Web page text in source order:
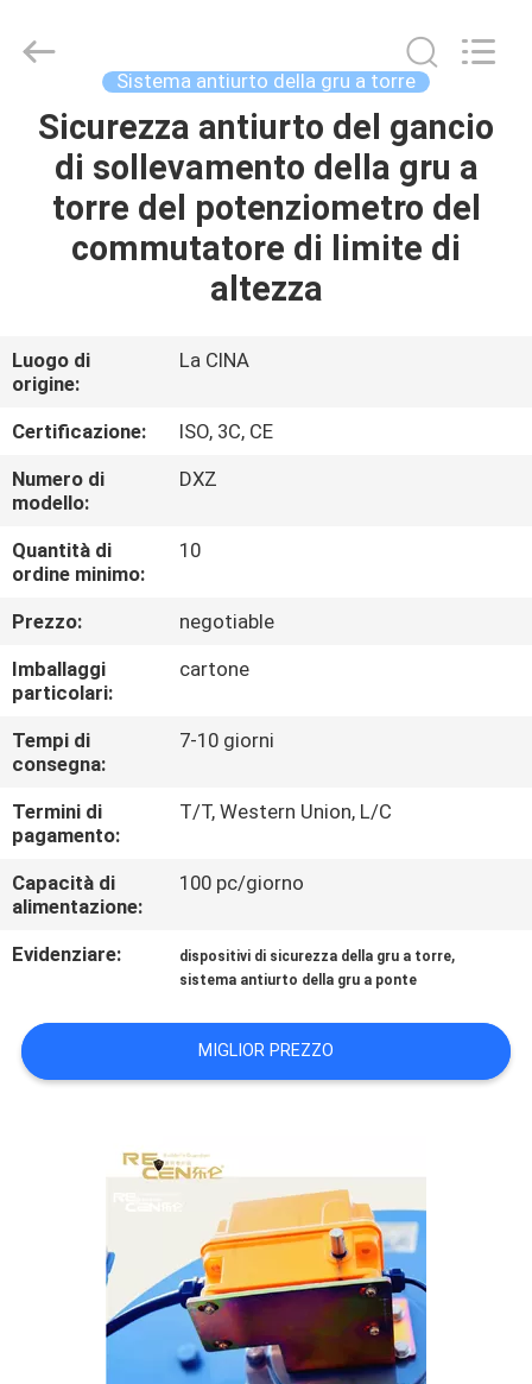
CASA
PRODOTTI
GIRO
DELLA
FABBRICA
CONTROLLO
DI
QUALITÀ
CONTATTICI
RICHIEDA
UNA
MAPPA
SITO
PRIVACY
Chengdu
Recen
Sistema antiurto della gru a torre
Sicurezza antiurto del gancio
di sollevamento della gru a
torre del potenziometro del
commutatore di limite di
altezza
Luogo di
origine:
La CINA
Certificazione:
ISO, 3C, CE
Numero di
modello:
DXZ
Quantità di
ordine minimo:
10
Prezzo:
negotiable
Imballaggi
particolari:
cartone
Tempi di
consegna:
7-10 giorni
Termini di
pagamento:
T/T, Western Union, L/C
Capacità di
alimentazione:
100 pc/giorno
Evidenziare: dispositivi di sicurezza della gru a torre,
sistema antiurto della gru a ponte
MIGLIOR PREZZO